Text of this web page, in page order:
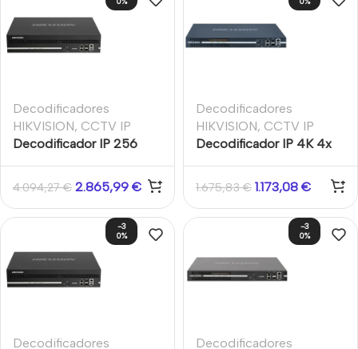
Decodificadores
HIKVISION, CCTV IP
Decodificador IP 256
videowall 16 HDMI
4.094,27€ 2.865,99 €
Decodificadores
HIKVISION, CCTV IP
Decodificador IP 4K 4x
Cámaras IP 32MP Entrada
vídeo. Admite NVR.
1.675,83€ 1.173,08 €
-3
0%
Decodificadores
-3
0%
Decodificadores